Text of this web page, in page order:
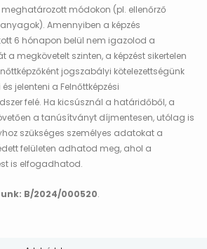
módokon (pl. ellenőrző
Amennyiben a képzés
6 hónapon belül nem igazolod a
megkövetelt szinten, a képzést sikertelen
jogszabályi kötelezettségünk
jelenteni a Felnőttképzési
felé. Ha kicsúsznál a határidőből, a
a tanúsítványt díjmentesen, utólag is
szükséges személyes adatokat a
felületen adhatod meg, ahol a
is elfogadhatod.
B/2024/000520.